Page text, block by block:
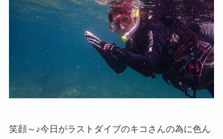
笑顔～♪今日がラストダイブのキコさんの為に色ん